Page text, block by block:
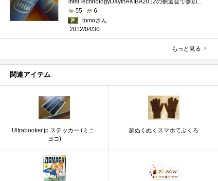
55
6
tomoさん
2012/04/30
もっと見る
関連アイテム
Ultrabooker.jp ステッカー (ミニ･
ヨコ)
超ぬくぬくスマホてぶくろ